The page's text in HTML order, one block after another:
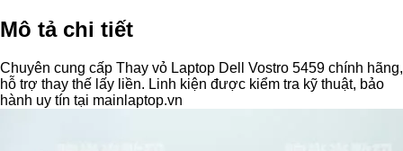
Mô tả chi tiết
Chuyên cung cấp Thay vỏ Laptop Dell Vostro 5459 chính hãng,
hỗ trợ thay thế lấy liền. Linh kiện được kiểm tra kỹ thuật, bảo
hành uy tín tại mainlaptop.vn